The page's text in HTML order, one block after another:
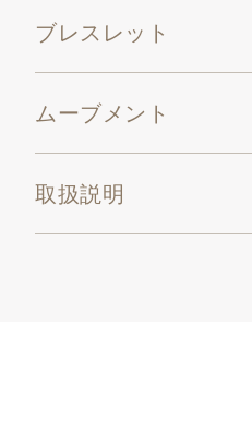
ブレスレット
ムーブメント
取扱説明